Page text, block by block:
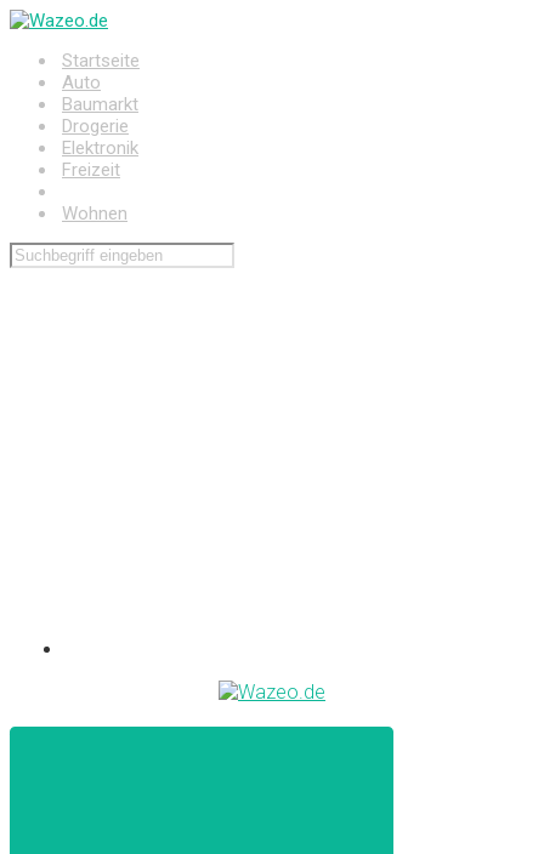
Zum
springenStartseite
Auto
Baumarkt
Drogerie
Elektronik
Freizeit
Wohnen